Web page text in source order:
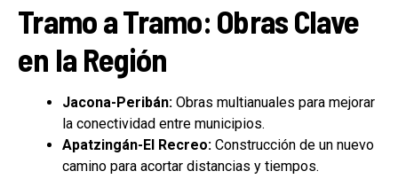
Tramo a Tramo: Obras Clave
en la Región
Jacona-Peribán: Obras multianuales para mejorar
la conectividad entre municipios.
Apatzingán-El Recreo: Construcción de un nuevo
camino para acortar distancias y tiempos.